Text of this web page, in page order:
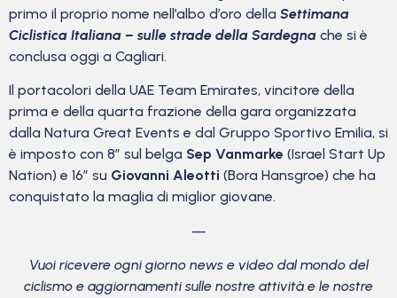
primo il proprio nome nell’albo d’oro della Settimana
Ciclistica Italiana – sulle strade della Sardegna che si è
conclusa oggi a Cagliari.
Il portacolori della UAE Team Emirates, vincitore della
prima e della quarta frazione della gara organizzata
dalla Natura Great Events e dal Gruppo Sportivo Emilia, si
è imposto con 8″ sul belga Sep Vanmarke (Israel Start Up
Nation) e 16″ su Giovanni Aleotti (Bora Hansgroe) che ha
conquistato la maglia di miglior giovane.
—
Vuoi ricevere ogni giorno news e video dal mondo del
ciclismo e aggiornamenti sulle nostre attività e le nostre